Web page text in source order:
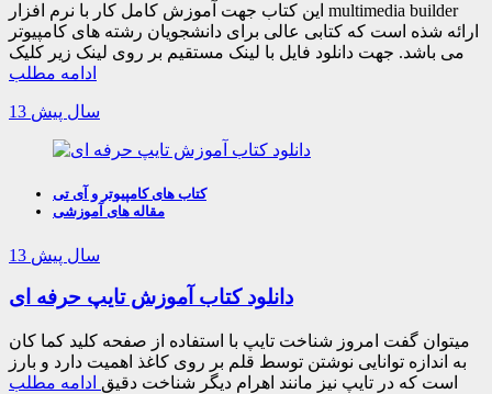
این کتاب جهت آموزش کامل کار با نرم افزار multimedia builder
ارائه شذه است که کتابی عالی برای دانشجویان رشته های کامپیوتر
می باشد. جهت دانلود فایل با لینک مستقیم بر روی لینک زیر کلیک
ادامه مطلب
13 سال پیش
کتاب های کامپیوتر و آی تی
مقاله های آموزشی
13 سال پیش
دانلود کتاب آموزش تایپ حرفه ای
میتوان گفت امروز شناخت تایپ با استفاده از صفحه کلید کما کان
به اندازه توانایی نوشتن توسط قلم بر روی کاغذ اهمیت دارد و بارز
است که در تایپ نیز مانند اهرام دیگر شناخت دقیق ادامه مطلب